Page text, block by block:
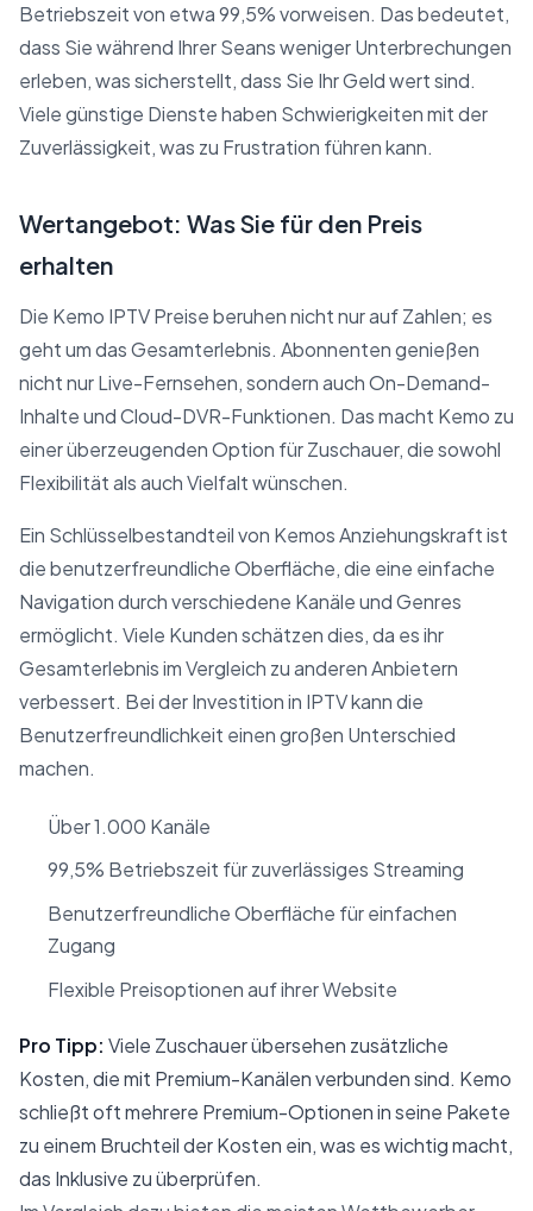
Betriebszeit von etwa 99,5% vorweisen. Das bedeutet,
dass Sie während Ihrer Seans weniger Unterbrechungen
erleben, was sicherstellt, dass Sie Ihr Geld wert sind.
Viele günstige Dienste haben Schwierigkeiten mit der
Zuverlässigkeit, was zu Frustration führen kann.
Wertangebot: Was Sie für den Preis
erhalten
Die Kemo IPTV Preise beruhen nicht nur auf Zahlen; es
geht um das Gesamterlebnis. Abonnenten genießen
nicht nur Live-Fernsehen, sondern auch On-Demand-
Inhalte und Cloud-DVR-Funktionen. Das macht Kemo zu
einer überzeugenden Option für Zuschauer, die sowohl
Flexibilität als auch Vielfalt wünschen.
Ein Schlüsselbestandteil von Kemos Anziehungskraft ist
die benutzerfreundliche Oberfläche, die eine einfache
Navigation durch verschiedene Kanäle und Genres
ermöglicht. Viele Kunden schätzen dies, da es ihr
Gesamterlebnis im Vergleich zu anderen Anbietern
verbessert. Bei der Investition in IPTV kann die
Benutzerfreundlichkeit einen großen Unterschied
machen.
Über 1.000 Kanäle
99,5% Betriebszeit für zuverlässiges Streaming
Benutzerfreundliche Oberfläche für einfachen
Zugang
Flexible Preisoptionen auf ihrer Website
Pro Tipp: Viele Zuschauer übersehen zusätzliche
Kosten, die mit Premium-Kanälen verbunden sind. Kemo
schließt oft mehrere Premium-Optionen in seine Pakete
zu einem Bruchteil der Kosten ein, was es wichtig macht,
das Inklusive zu überprüfen.